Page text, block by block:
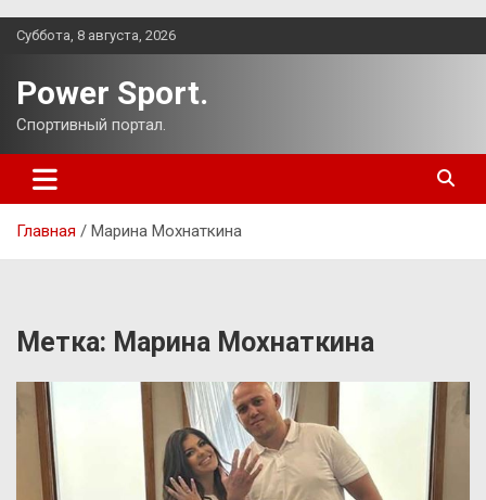
Перейти
Суббота, 8 августа, 2026
Power Sport.
Спортивный портал.
Главная Марина Мохнаткина
Метка: Марина Мохнаткина